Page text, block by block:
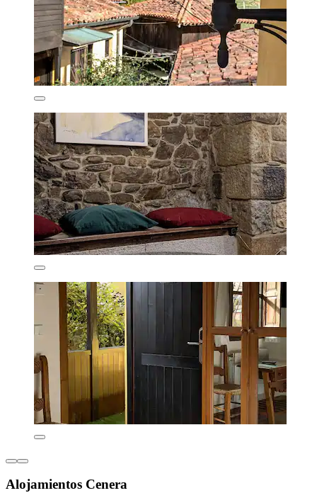
Alojamientos Cenera